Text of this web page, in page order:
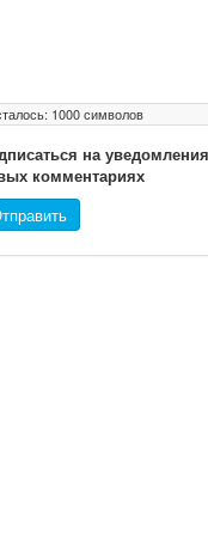
1000символов
на
комментариях